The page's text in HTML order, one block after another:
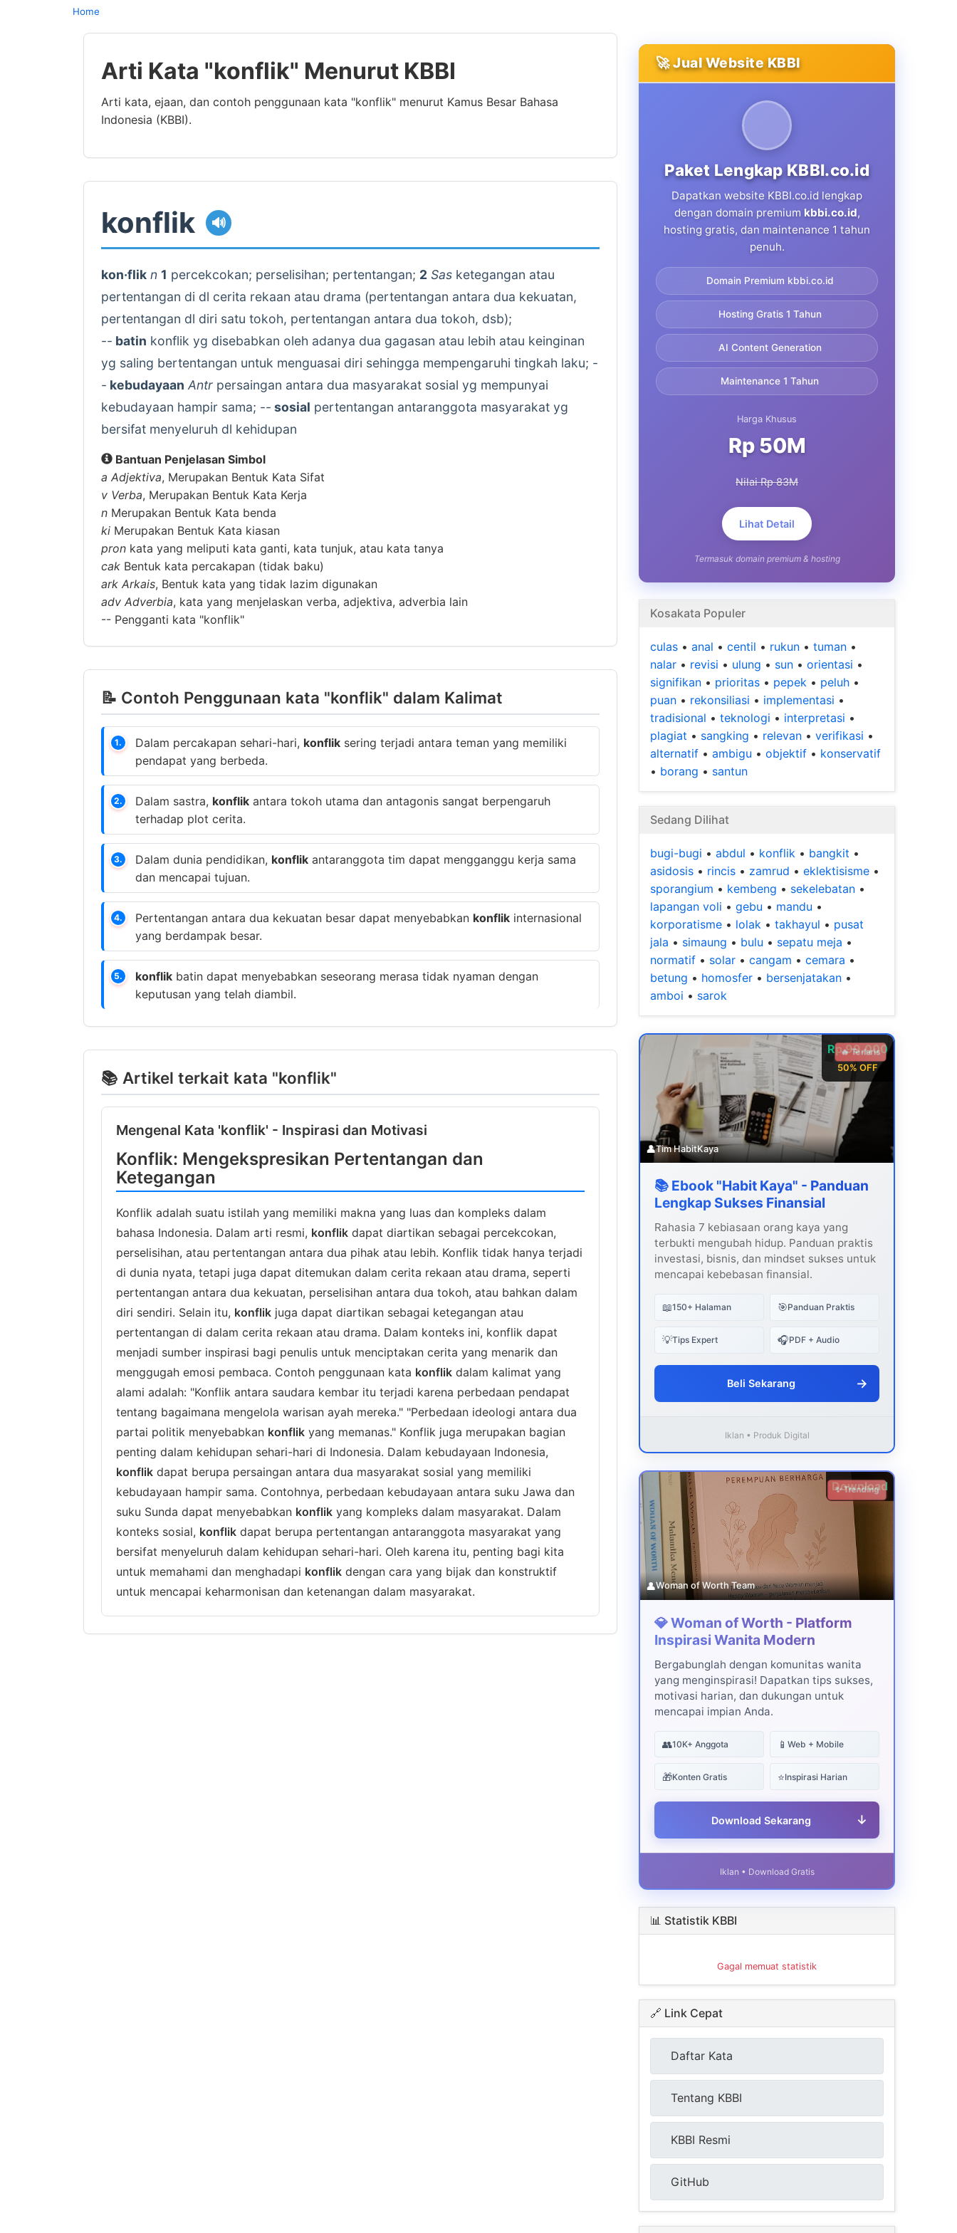
Home
Arti Kata "konflik" Menurut KBBI
Arti kata, ejaan, dan contoh penggunaan kata "konflik" menurut Kamus Besar Bahasa
Indonesia (KBBI).
konflik 🔊
kon·flik n 1 percekcokan; perselisihan; pertentangan; 2 Sas ketegangan atau
pertentangan di dl cerita rekaan atau drama (pertentangan antara dua kekuatan,
pertentangan dl diri satu tokoh, pertentangan antara dua tokoh, dsb);
-- batin konflik yg disebabkan oleh adanya dua gagasan atau lebih atau keinginan
yg saling bertentangan untuk menguasai diri sehingga mempengaruhi tingkah laku; -
- kebudayaan Antr persaingan antara dua masyarakat sosial yg mempunyai
kebudayaan hampir sama; -- sosial pertentangan antaranggota masyarakat yg
bersifat menyeluruh dl kehidupan
Bantuan Penjelasan Simbol
a Adjektiva, Merupakan Bentuk Kata Sifat
v Verba, Merupakan Bentuk Kata Kerja
n Merupakan Bentuk Kata benda
ki Merupakan Bentuk Kata kiasan
pron kata yang meliputi kata ganti, kata tunjuk, atau kata tanya
cak Bentuk kata percakapan (tidak baku)
ark Arkais, Bentuk kata yang tidak lazim digunakan
adv Adverbia, kata yang menjelaskan verba, adjektiva, adverbia lain
-- Pengganti kata "konflik"
📝 Contoh Penggunaan kata "konflik" dalam Kalimat
1. Dalam percakapan sehari-hari, konflik sering terjadi antara teman yang memiliki
pendapat yang berbeda.
2. Dalam sastra, konflik antara tokoh utama dan antagonis sangat berpengaruh
terhadap plot cerita.
3. Dalam dunia pendidikan, konflik antaranggota tim dapat mengganggu kerja sama
dan mencapai tujuan.
4. Pertentangan antara dua kekuatan besar dapat menyebabkan konflik internasional
yang berdampak besar.
5. konflik batin dapat menyebabkan seseorang merasa tidak nyaman dengan
keputusan yang telah diambil.
📚 Artikel terkait kata "konflik"
Mengenal Kata 'konflik' - Inspirasi dan Motivasi
Konflik: Mengekspresikan Pertentangan dan
Ketegangan
Konflik adalah suatu istilah yang memiliki makna yang luas dan kompleks dalam
bahasa Indonesia. Dalam arti resmi, konflik dapat diartikan sebagai percekcokan,
perselisihan, atau pertentangan antara dua pihak atau lebih. Konflik tidak hanya terjadi
di dunia nyata, tetapi juga dapat ditemukan dalam cerita rekaan atau drama, seperti
pertentangan antara dua kekuatan, perselisihan antara dua tokoh, atau bahkan dalam
diri sendiri. Selain itu, konflik juga dapat diartikan sebagai ketegangan atau
pertentangan di dalam cerita rekaan atau drama. Dalam konteks ini, konflik dapat
menjadi sumber inspirasi bagi penulis untuk menciptakan cerita yang menarik dan
menggugah emosi pembaca. Contoh penggunaan kata konflik dalam kalimat yang
alami adalah: "Konflik antara saudara kembar itu terjadi karena perbedaan pendapat
tentang bagaimana mengelola warisan ayah mereka." "Perbedaan ideologi antara dua
partai politik menyebabkan konflik yang memanas." Konflik juga merupakan bagian
penting dalam kehidupan sehari-hari di Indonesia. Dalam kebudayaan Indonesia,
konflik dapat berupa persaingan antara dua masyarakat sosial yang memiliki
kebudayaan hampir sama. Contohnya, perbedaan kebudayaan antara suku Jawa dan
suku Sunda dapat menyebabkan konflik yang kompleks dalam masyarakat. Dalam
konteks sosial, konflik dapat berupa pertentangan antaranggota masyarakat yang
bersifat menyeluruh dalam kehidupan sehari-hari. Oleh karena itu, penting bagi kita
untuk memahami dan menghadapi konflik dengan cara yang bijak dan konstruktif
untuk mencapai keharmonisan dan ketenangan dalam masyarakat.
🚀 Jual Website KBBI
Paket Lengkap KBBI.co.id
Dapatkan website KBBI.co.id lengkap
dengan domain premium kbbi.co.id,
hosting gratis, dan maintenance 1 tahun
penuh.
Domain Premium kbbi.co.id
Hosting Gratis 1 Tahun
AI Content Generation
Maintenance 1 Tahun
Harga Khusus
Rp 50M
Nilai Rp 83M
Lihat Detail
Termasuk domain premium & hosting
Kosakata Populer
culas • anal • centil • rukun • tuman •
nalar • revisi • ulung • sun • orientasi •
signifikan • prioritas • pepek • peluh •
puan • rekonsiliasi • implementasi •
tradisional • teknologi • interpretasi •
plagiat • sangking • relevan • verifikasi •
alternatif • ambigu • objektif • konservatif
• borang • santun
Sedang Dilihat
bugi-bugi • abdul • konflik • bangkit •
asidosis • rincis • zamrud • eklektisisme •
sporangium • kembeng • sekelebatan •
lapangan voli • gebu • mandu •
korporatisme • lolak • takhayul • pusat
jala • simaung • bulu • sepatu meja •
normatif • solar • cangam • cemara •
betung • homosfer • bersenjatakan •
amboi • sarok
Rp 99.000
50% OFF
🔥 Terlaris
👤Tim HabitKaya
📚 Ebook "Habit Kaya" - Panduan
Lengkap Sukses Finansial
Rahasia 7 kebiasaan orang kaya yang
terbukti mengubah hidup. Panduan praktis
investasi, bisnis, dan mindset sukses untuk
mencapai kebebasan finansial.
📖150+ Halaman 🎯Panduan Praktis
💡Tips Expert 🎧PDF + Audio
Beli Sekarang →
Iklan • Produk Digital
Download
✨ Trending
👤Woman of Worth Team
💎 Woman of Worth - Platform
Inspirasi Wanita Modern
Bergabunglah dengan komunitas wanita
yang menginspirasi! Dapatkan tips sukses,
motivasi harian, dan dukungan untuk
mencapai impian Anda.
👥10K+ Anggota 📱 Web + Mobile
🎁Konten Gratis ⭐Inspirasi Harian
Download Sekarang ↓
Iklan • Download Gratis
📊 Statistik KBBI
Gagal memuat statistik
🔗 Link Cepat
Daftar Kata
Tentang KBBI
KBBI Resmi
GitHub